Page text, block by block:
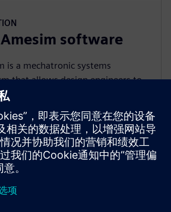
software
is a mechatronic systems
that allows design engineers to
optimize the systems’